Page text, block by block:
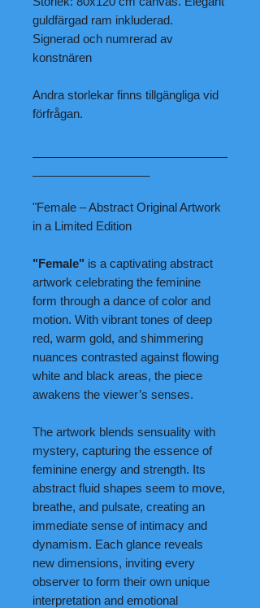
guldfärgad ram inkluderad.
Signerad och numrerad av
konstnären
Andra storlekar finns tillgängliga vid
förfrågan.
"Female – Abstract Original Artwork
in a Limited Edition
"Female" is a captivating abstract
artwork celebrating the feminine
form through a dance of color and
motion. With vibrant tones of deep
red, warm gold, and shimmering
nuances contrasted against flowing
white and black areas, the piece
awakens the viewer’s senses.
The artwork blends sensuality with
mystery, capturing the essence of
feminine energy and strength. Its
abstract fluid shapes seem to move,
breathe, and pulsate, creating an
immediate sense of intimacy and
dynamism. Each glance reveals
new dimensions, inviting every
observer to form their own unique
interpretation and emotional